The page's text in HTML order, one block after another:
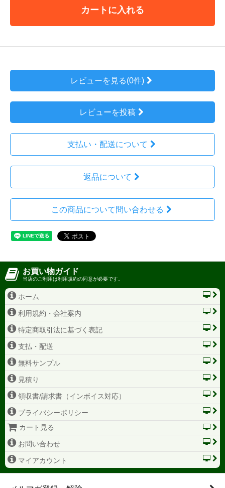
カートに入れる
レビューを見る(0件)
レビューを投稿
支払い・配送について
返品について
この商品について問い合わせる
お買い物ガイド
当店のご利用は利用規約の同意が必要です。
ホーム
利用規約・会社案内
特定商取引法に基づく表記
支払・配送
無料サンプル
見積り
領収書/請求書（インボイス対応）
プライバシーポリシー
カート見る
お問い合わせ
マイアカウント